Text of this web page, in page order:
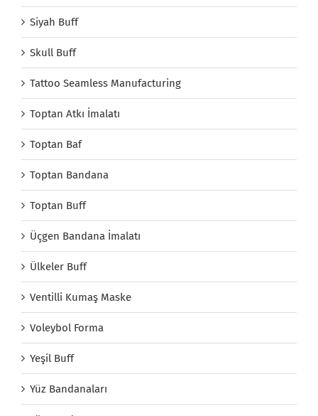
Siyah Buff
Skull Buff
Tattoo Seamless Manufacturing
Toptan Atkı İmalatı
Toptan Baf
Toptan Bandana
Toptan Buff
Üçgen Bandana İmalatı
Ülkeler Buff
Ventilli Kumaş Maske
Voleybol Forma
Yeşil Buff
Yüz Bandanaları